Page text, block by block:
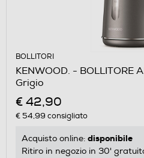
BOLLITORI
KENWOOD. - BOLLITORE
Grigio
€ 42,90
€ 54,99 consigliato
Acquisto online: disponibile
Ritiro in negozio in 30'